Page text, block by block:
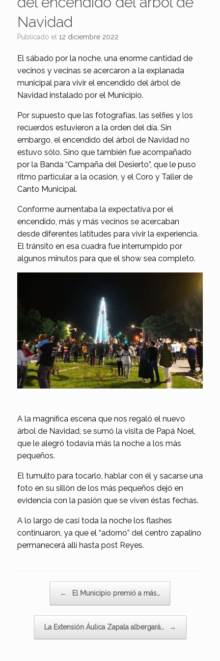
Navidad
Publicado el 12 diciembre 2022
El sábado por la noche, una enorme cantidad de
vecinos y vecinas se acercaron a la explanada
municipal para vivir el encendido del árbol de
Navidad instalado por el Municipio.
Por supuesto que las fotografías, las selfies y los
recuerdos estuvieron a la orden del día. Sin
embargo, el encendido del árbol de Navidad no
estuvo sólo. Sino que también fue acompañado
por la Banda “Campaña del Desierto”, que le puso
ritmo particular a la ocasión, y el Coro y Taller de
Canto Municipal.
Conforme aumentaba la expectativa por el
encendido, más y más vecinos se acercaban
desde diferentes latitudes para vivir la experiencia.
El tránsito en esa cuadra fue interrumpido por
algunos minutos para que el show sea completo.
A la magnífica escena que nos regaló el nuevo
árbol de Navidad, se sumó la visita de Papá Noel,
que le alegró todavía más la noche a los más
pequeños.
El tumulto para tocarlo, hablar con él y sacarse una
foto en su sillón de los más pequeños dejó en
evidencia con la pasión que se viven éstas fechas.
A lo largo de casi toda la noche los flashes
continuaron, ya que el “adorno” del centro zapalino
permanecerá allí hasta post Reyes.
← El Municipio premió a más…
La Extensión Áulica Zapala albergará… →